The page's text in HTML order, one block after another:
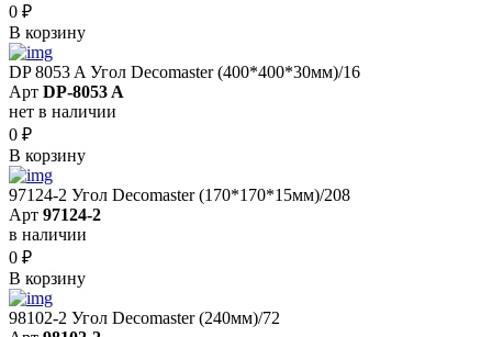
0 ₽
В корзину
DP 8053 A Угол Decomaster (400*400*30мм)/16
Арт DP-8053 A
нет в наличии
0 ₽
В корзину
97124-2 Угол Decomaster (170*170*15мм)/208
Арт 97124-2
в наличии
0 ₽
В корзину
98102-2 Угол Decomaster (240мм)/72